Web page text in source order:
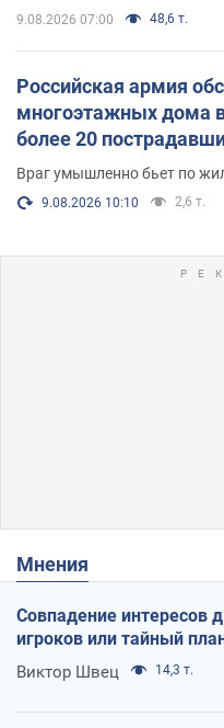
9.08.2026 07:00 48,6 т.
Российская армия
многоэтажных дома
более 20
Враг умышленно бьет по
9.08.2026 10:10 2,6 т.
Мнения
Совпадение интересов
игроков или тайный
Виктор Швец 14,3 т.